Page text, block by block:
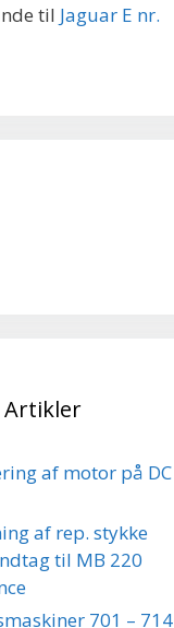
til Jaguar E nr.
Artikler
af motor på DC
af rep. stykke
til MB 220
701 – 714